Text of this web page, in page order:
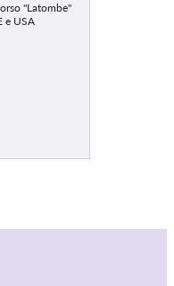
"Latombe"
e USA